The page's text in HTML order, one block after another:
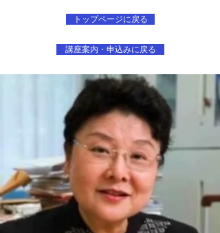
トップページに戻る
講座案内・申込みに戻る